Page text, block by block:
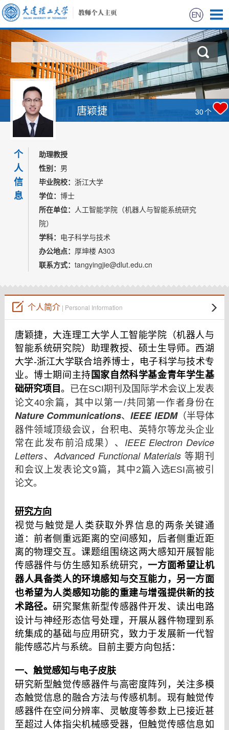
首页
科学研究
教学研究
获奖信息
招生信息
学生信息
我的相册
教师博客
唐颖捷 30个
个
人
信
息
助理教授
性别： 男
毕业院校： 浙江大学
学位： 博士
所在单位： 人工智能学院（机器人与智能系统研究
院）
学科： 电子科学与技术
办公地点： 厚坤楼 A303
联系方式： tangyingjie@dlut.edu.cn
个人简介| Personal Information
唐颖捷，大连理工大学人工智能学院（机器人与
智能系统研究院）助理教授、硕士生导师。西湖
大学-浙江大学联合培养博士，电子科学与技术专
业。博士期间主持国家自然科学基金青年学生基
础研究项目。 已在SCI期刊及国际学术会议上发表
论文40余篇，其中以第一/共同第一作者身份在
Nature Communications、IEEE IEDM（半导体
器件领域顶级会议，台积电、英特尔等龙头企业
常在此发布前沿成果）、 IEEE Electron Device
Letters、Advanced Functional Materials 等期刊
和会议上发表论文9篇，其中2篇入选ESI高被引
论文。
研究方向
视觉与触觉是人类获取外界信息的两条关键通
道：前者侧重远距离的空间感知，后者侧重近距
离的物理交互。课题组围绕这两大感知开展智能
传感器件与仿生感知系统研究，一方面希望让机
器人具备类人的环境感知与交互能力，另一方面
也希望为人类感知功能的重建与增强提供新的技
术路径。研究聚焦新型传感器件开发、读出电路
设计与神经形态信号处理，开展从器件物理到系
统集成的基础与应用研究，致力于发展新一代智
能传感芯片与系统。目前主要方向包括：
一、触觉感知与电子皮肤
研究新型触觉传感器件与高密度阵列，关注多模
态触觉信息的融合方法与传感机制。现有触觉传
感器件在空间分辨率、灵敏度等参数上已接近甚
至超过人体指尖机械感受器，但触觉传感信息如